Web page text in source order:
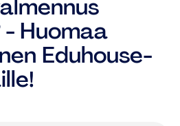
Huomaa
Eduhouse-